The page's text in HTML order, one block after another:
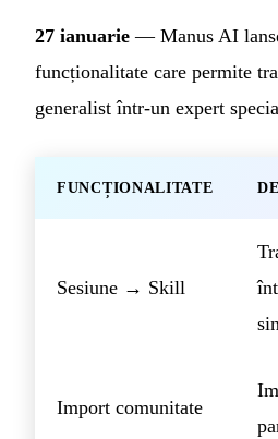
27 ianuarie — Manus AI
funcționalitate care permite
generalist într-un expert
FUNCȚIONALITATE
Sesiune → Skill
Import comunitate